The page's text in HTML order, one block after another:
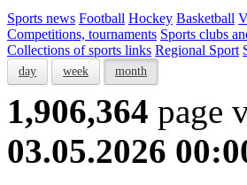
Sports news Football Hockey Basketball
Competitions, tournaments Sports clubs
Collections of sports links Regional Sport
day week month
1,906,364 page
03.05.2026